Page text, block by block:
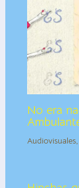
No era
Audiovisuales,